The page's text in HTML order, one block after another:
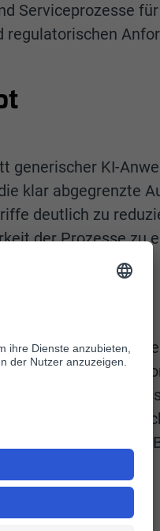
Serviceprozesse
KI-
klar abgegrenzte
deutlich zu
der Prozesse zu
während
Gemeinsam
sie nicht nur
mehr als ein Voice-
2026